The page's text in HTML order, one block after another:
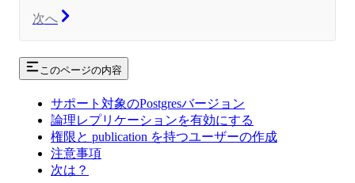
次へ
このページの内容
サポート対象のPostgresバージョン
論理レプリケーションを有効にする
権限と publication を持つユーザーの作成
注意事項
次は？